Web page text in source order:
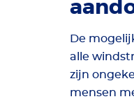
De
alle
zijn
mensen